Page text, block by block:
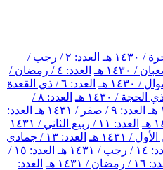
العدد: ٢ / رجب /
العدد: ٤ / رمضان /
العدد: ٦ / ذي القعدة
العدد: ٨ /
العدد: ٩ / صفر / ١٤٣١ هـ
العدد:
العدد: ١١ / ربيع الثاني / ١٤٣١
العدد: ١٣ / جمادي
/ ١٤٣١ هـ
العدد: ١٥ /
/ ١٤٣١ هـ
العدد: